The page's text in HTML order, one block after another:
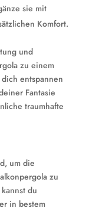
sie mit
Komfort.
und
zu einem
entspannen
Fantasie
traumhafte
um die
zu
du
in bestem